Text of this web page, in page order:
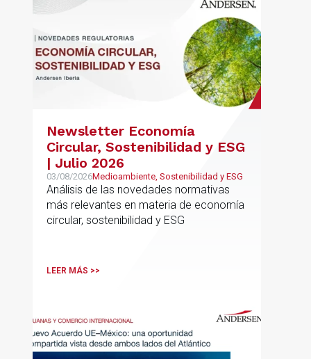
Newsletter Economía
Circular, Sostenibilidad y ESG
| Julio 2026
03/08/2026Medioambiente, Sostenibilidad y ESG
Análisis de las novedades normativas
más relevantes en materia de economía
circular, sostenibilidad y ESG
LEER MÁS >>